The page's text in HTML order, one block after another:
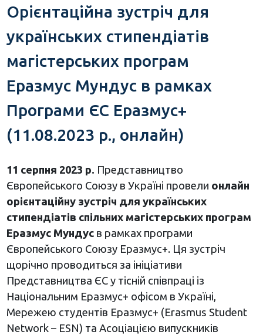
Орієнтаційна зустріч для
українських стипендіатів
магістерських програм
Еразмус Мундус в рамках
Програми ЄС Еразмус+
(11.08.2023 р., онлайн)
11 серпня 2023 р. Представництво
Європейського Союзу в Україні провели онлайн
орієнтаційну зустріч для українських
стипендіатів спільних магістерських програм
Еразмус Мундусв рамках програми
Європейського Союзу Еразмус+. Ця зустріч
щорічно проводиться за ініціативи
Представництва ЄС у тісній співпраці із
Національним Еразмус+ офісом в Україні,
Мережею студентів Еразмус+ (Erasmus Student
Network – ESN) та Асоціацією випускників